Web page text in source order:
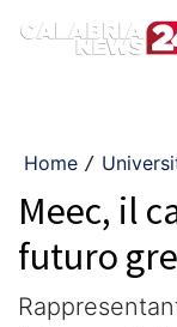
Home /
Meec, il
futuro